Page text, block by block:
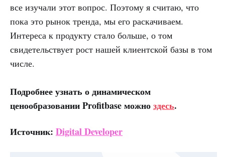
все изучали этот вопрос. Поэтому я считаю, что
пока это рынок тренда, мы его раскачиваем.
Интереса к продукту стало больше, о том
свидетельствует рост нашей клиентской базы в том
числе.
Подробнее узнать о динамическом
ценообразовании Profitbase можноздесь.
Источник: Digital Developer